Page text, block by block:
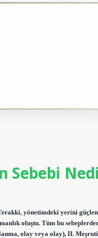
Sebebi
yönetimdeki yerini
oluştu. Tüm bu
olay veya olay), II.